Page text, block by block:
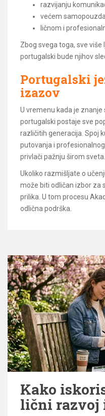
razvijanju
većem
ličnom i
Zbog svega toga, sve više
portugalski bude njihov
Portugalski
izazov
U vremenu kada je
portugalski postaje sve
različitih generacija. Spoj
putovanja i
privlači pažnju širom sveta.
Ukoliko razmišljate o
može biti odličan izbor za
prilika. U tom procesu
odlična podrška.
Kako
lični razvoj